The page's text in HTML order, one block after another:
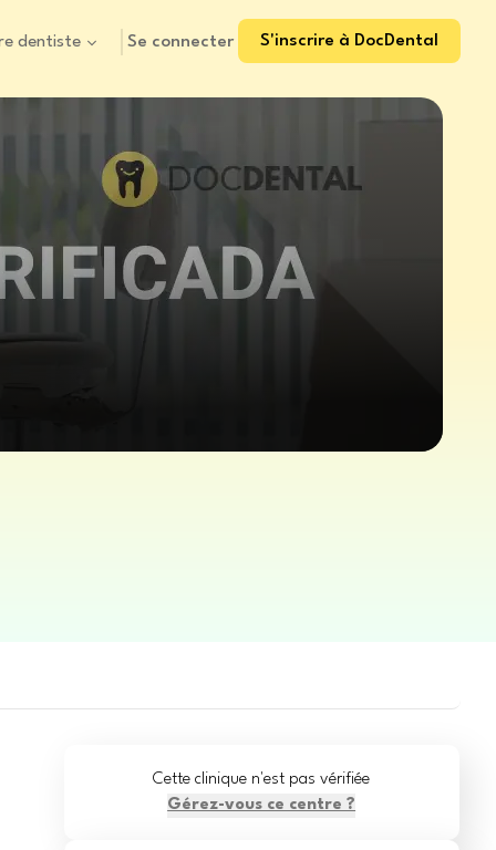
dentiste Se connecter S'inscrire à DocDental
Cette clinique n'est pas vérifiée
Gérez-vous ce centre ?